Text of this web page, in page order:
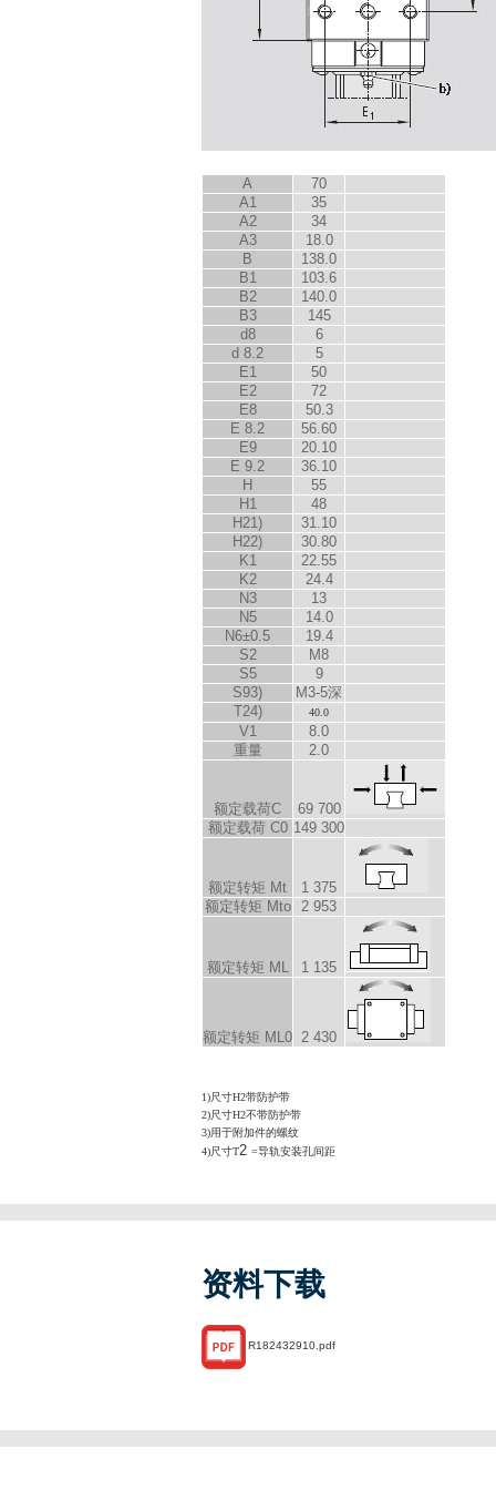
A
70
A1
35
A2
34
A3
18.0
B
138.0
B1
103.6
B2
140.0
B3
145
d8
6
d 8.2
5
E1
50
E2
72
E8
50.3
E 8.2
56.60
E9
20.10
E 9.2
36.10
H
55
H1
48
H21)
31.10
H22)
30.80
K1
22.55
K2
24.4
N3
13
N5
14.0
N6±0.5
19.4
S2
M8
S5
9
S93)
M3-5深
T24) 40.0
V1
8.0
重量
2.0
额定载荷C
69 700
额定载荷 C0 149 300
额定转矩 Mt
1 375
额定转矩 Mto 2 953
额定转矩 ML 1 135
额定转矩 ML0 2 430
1)尺寸H2带防护带
2)尺寸H2不带防护带
3)用于附加件的螺纹
4)尺寸T2 =导轨安装孔间距
资料下载
R182432910.pdf